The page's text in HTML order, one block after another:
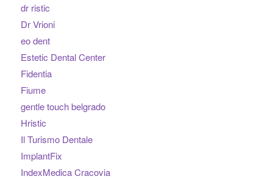
dr ristic
Dr Vrioni
eo dent
Estetic Dental Center
Fidentia
Fiume
gentle touch belgrado
Hristic
Il Turismo Dentale
ImplantFix
IndexMedica Cracovia